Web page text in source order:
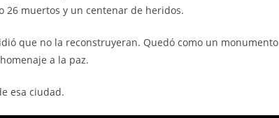
26 muertos y un centenar de heridos.
que no la reconstruyeran. Quedó como un monumento
a la paz.
esa ciudad.